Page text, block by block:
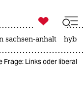

taz zahl ich
sachsen-anhalt
Frage: Links oder liberal